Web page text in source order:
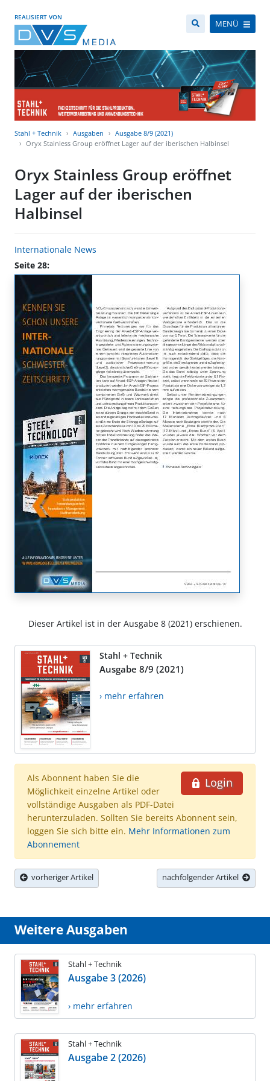
REALISIERT VON
MENÜ
Stahl + Technik Ausgaben
Ausgabe 8/9 (2021)
Oryx Stainless Group eröffnet Lager auf der iberischen Halbinsel
Oryx Stainless Group eröffnet
Lager auf der iberischen
Halbinsel
Internationale News
Seite 28:
Dieser Artikel ist in der Ausgabe 8 (2021) erschienen.
Stahl + Technik
Ausgabe 8/9 (2021)
› mehr erfahren
Login
Als Abonnent haben Sie die
Möglichkeit einzelne Artikel oder
vollständige Ausgaben als PDF-Datei
herunterzuladen. Sollten Sie bereits Abonnent sein,
loggen Sie sich bitte ein. Mehr Informationen zum
Abonnement
vorheriger Artikel nachfolgender Artikel
Weitere Ausgaben
Stahl + Technik
Ausgabe 3 (2026)
› mehr erfahren
Stahl + Technik
Ausgabe 2 (2026)